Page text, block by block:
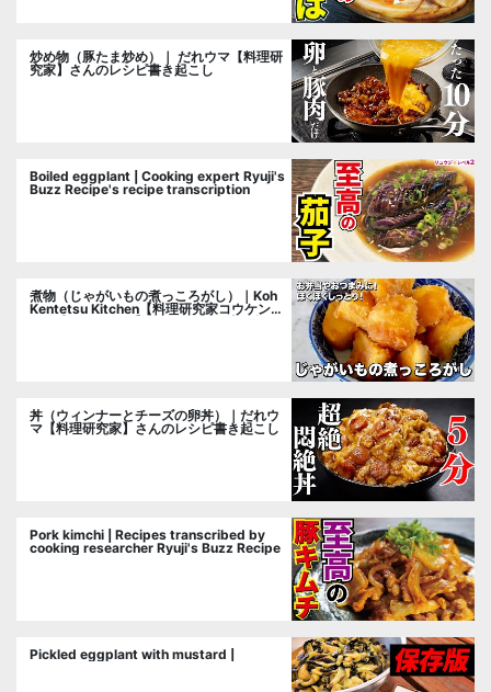
炒め物（豚たま炒め）｜ だれウマ【料理研
究家】さんのレシピ書き起こし
Boiled eggplant | Cooking expert Ryuji's
Buzz Recipe's recipe transcription
煮物（じゃがいもの煮っころがし）｜Koh
Kentetsu Kitchen【料理研究家コウケンテ
丼（ウィンナーとチーズの卵丼）｜だれウ
マ【料理研究家】さんのレシピ書き起こし
Pork kimchi | Recipes transcribed by
cooking researcher Ryuji's Buzz Recipe
Pickled eggplant with mustard |